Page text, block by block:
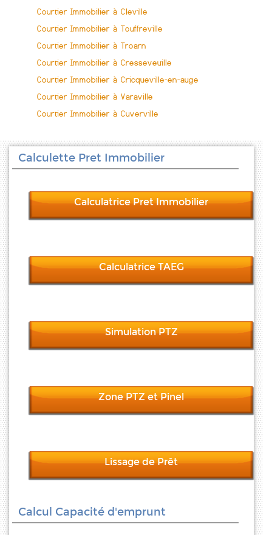
Courtier Immobilier à Cleville
Courtier Immobilier à Touffreville
Courtier Immobilier à Troarn
Courtier Immobilier à Cresseveuille
Courtier Immobilier à Cricqueville-en-auge
Courtier Immobilier à Varaville
Courtier Immobilier à Cuverville
Calculette Pret Immobilier
Calculatrice Pret Immobilier
Calculatrice TAEG
Simulation PTZ
Zone PTZ et Pinel
Lissage de Prêt
Calcul Capacité d'emprunt